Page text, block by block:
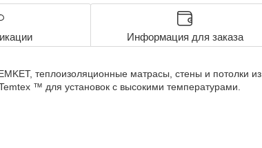
Информация для заказа
теплоизоляционные матрасы, стены и потолки из
™ для установок с высокими температурами.